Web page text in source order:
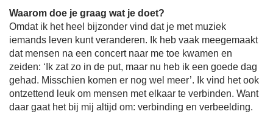
Waarom doe je graag wat je doet?
Omdat ik het heel bijzonder vind dat je met muziek
iemands leven kunt veranderen. Ik heb vaak meegemaakt
dat mensen na een concert naar me toe kwamen en
zeiden: ‘Ik zat zo in de put, maar nu heb ik een goede dag
gehad. Misschien komen er nog wel meer’. Ik vind het ook
ontzettend leuk om mensen met elkaar te verbinden. Want
daar gaat het bij mij altijd om: verbinding en verbeelding.